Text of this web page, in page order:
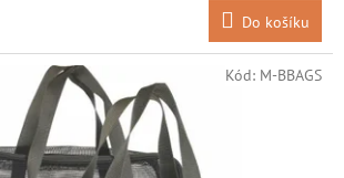
Do košíku
Kód: M-BBAGS